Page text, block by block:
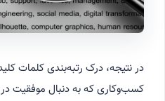
در نتیجه، درک رتبه‌بندی کلمات
کسب‌وکاری که به دنبال موفقیت